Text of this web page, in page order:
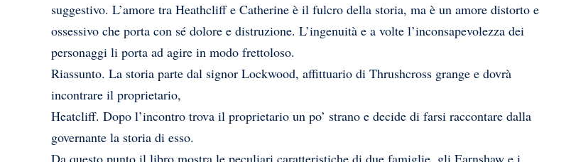
suggestivo. L’amore tra Heathcliff e Catherine è il fulcro della storia, ma è un amore distorto e
ossessivo che porta con sé dolore e distruzione. L’ingenuità e a volte l’inconsapevolezza dei
personaggi li porta ad agire in modo frettoloso.
Riassunto. La storia parte dal signor Lockwood, affittuario di Thrushcross grange e dovrà
incontrare il proprietario,
Heatcliff. Dopo l’incontro trova il proprietario un po’ strano e decide di farsi raccontare dalla
governante la storia di esso.